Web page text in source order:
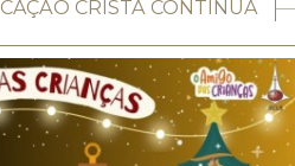
CRISTÃ CONTÍNUA